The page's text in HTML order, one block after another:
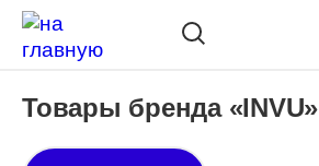
Товары бренда «INVU»